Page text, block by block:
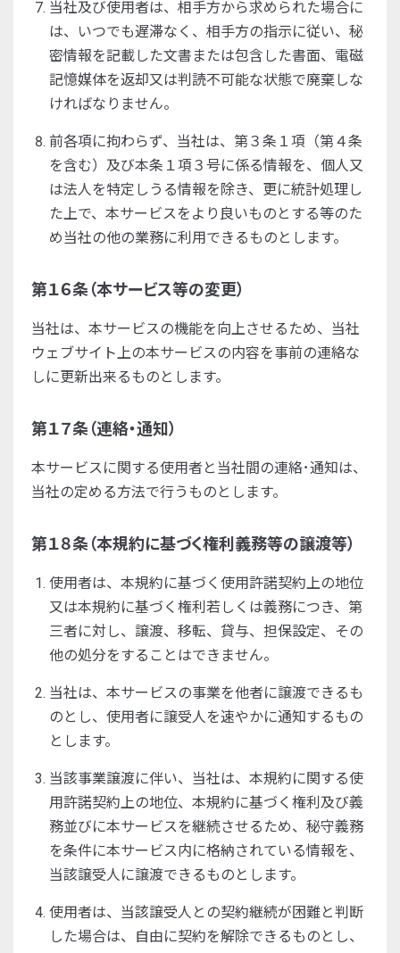
当社及び使用者は、相手方から求められた場合に
は、いつでも遅滞なく、相手方の指示に従い、秘
密情報を記載した文書または包含した書面、電磁
記憶媒体を返却又は判読不可能な状態で廃棄しな
ければなりません。
前各項に拘わらず、当社は、第３条１項（第４条
を含む）及び本条１項３号に係る情報を、個人又
は法人を特定しうる情報を除き、更に統計処理し
た上で、本サービスをより良いものとする等のた
め当社の他の業務に利用できるものとします。
第１６条（本サービス等の変更）
当社は、本サービスの機能を向上させるため、当社
ウェブサイト上の本サービスの内容を事前の連絡な
しに更新出来るものとします。
第１７条（連絡・通知）
本サービスに関する使用者と当社間の連絡･通知は、
当社の定める方法で行うものとします。
第１８条（本規約に基づく権利義務等の譲渡等）
使用者は、本規約に基づく使用許諾契約上の地位
又は本規約に基づく権利若しくは義務につき、第
三者に対し、譲渡、移転、貸与、担保設定、その
他の処分をすることはできません。
当社は、本サービスの事業を他者に譲渡できるも
のとし、使用者に譲受人を速やかに通知するもの
とします。
当該事業譲渡に伴い、当社は、本規約に関する使
用許諾契約上の地位、本規約に基づく権利及び義
務並びに本サービスを継続させるため、秘守義務
を条件に本サービス内に格納されている情報を、
当該譲受人に譲渡できるものとします。
使用者は、当該譲受人との契約継続が困難と判断
した場合は、自由に契約を解除できるものとし、